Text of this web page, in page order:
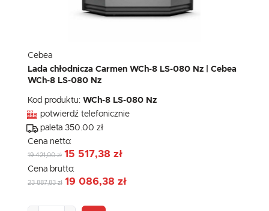
Cebea
Lada chłodnicza Carmen WCh-8 LS-080 Nz | Cebea
WCh-8 LS-080 Nz
Kod produktu: WCh-8 LS-080 Nz
potwierdź telefonicznie
paleta 350.00 zł
Cena netto:
19 421,00 zł 15 517,38 zł
Cena brutto:
23 887,83 zł 19 086,38 zł